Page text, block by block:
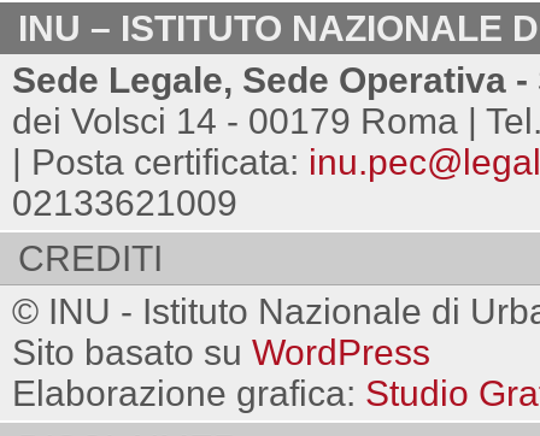
INU – ISTITUTO NAZIONALE
Sede Legale, Sede Operativa
dei Volsci 14 - 00179 Roma |
| Posta certificata:
02133621009
CREDITI
© INU - Istituto Nazionale di
Sito basato su WordPress
Elaborazione grafica: Studio